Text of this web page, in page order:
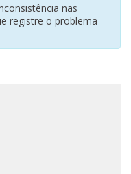
nas
registre o problema